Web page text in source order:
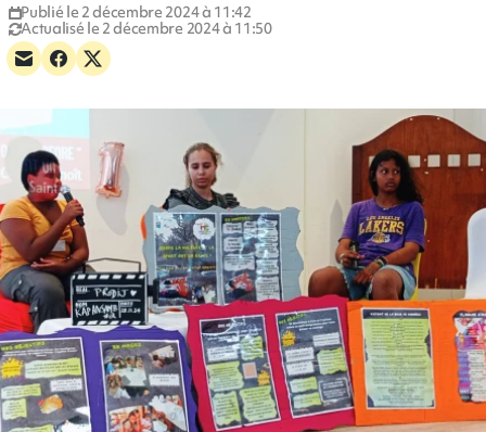
Publié le 2 décembre 2024 à 11:42
Actualisé le 2 décembre 2024 à 11:50